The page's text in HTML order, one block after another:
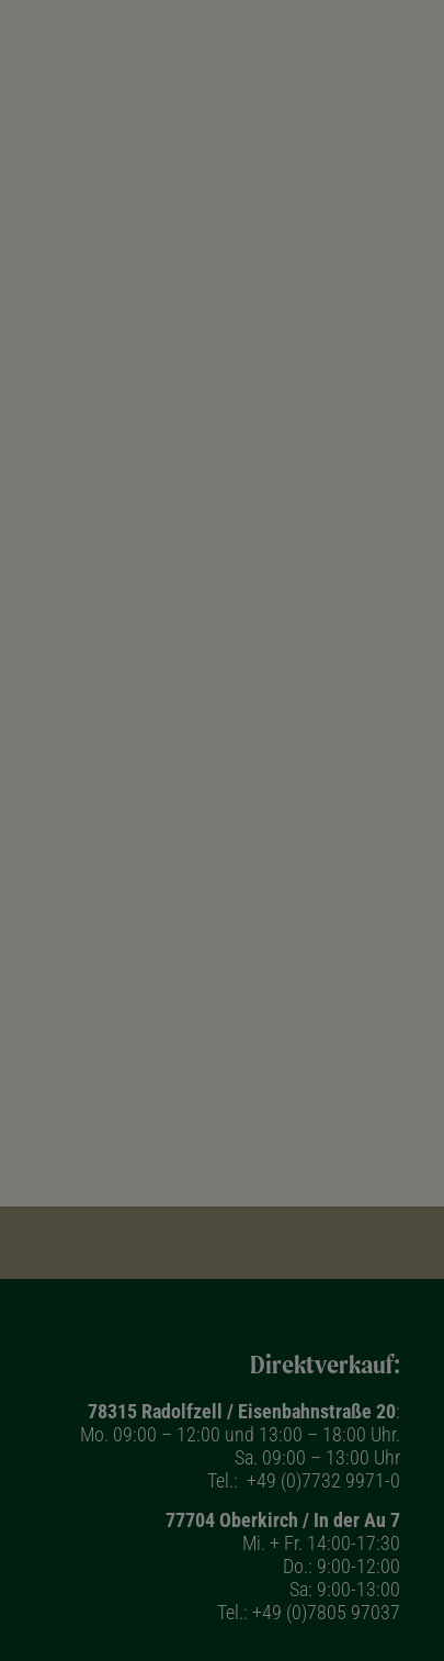
Direktverkauf:
78315 Radolfzell / Eisenbahnstraße 20:
Mo. 09:00 – 12:00 und 13:00 – 18:00 Uhr.
Sa. 09:00 – 13:00 Uhr
Tel.: +49 (0)7732 9971-0
77704 Oberkirch / In der Au 7
Mi. + Fr. 14:00-17:30
Do.: 9:00-12:00
Sa: 9:00-13:00
Tel.: +49 (0)7805 97037